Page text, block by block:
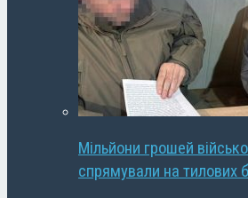
Мільйони грошей
спрямували на тилових